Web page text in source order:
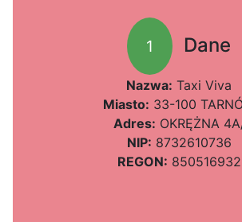
1 Dane
Nazwa: Taxi Viva
Miasto: 33-100
Adres: OKRĘŻNA
NIP: 8732610736
REGON: 850516932